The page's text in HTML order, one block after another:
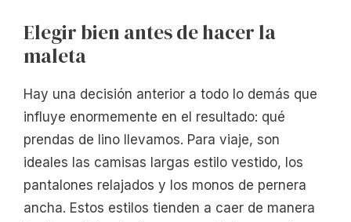
Elegir bien antes de hacer la
maleta
Hay una decisión anterior a todo lo demás que
influye enormemente en el resultado: qué
prendas de lino llevamos. Para viaje, son
ideales las camisas largas estilo vestido, los
pantalones relajados y los monos de pernera
ancha. Estos estilos tienden a caer de manera